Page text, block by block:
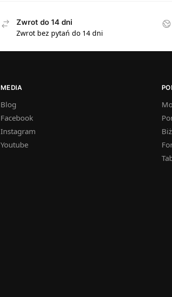
Zwrot do 14 dni
Zwrot bez pytań do 14 dni
MEDIA
Blog
Facebook
Instagram
Youtube